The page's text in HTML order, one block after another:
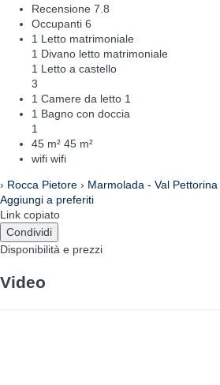
Recensione 7.8
Occupanti 6
1 Letto matrimoniale
1 Divano letto matrimoniale
1 Letto a castello
3
1 Camere da letto 1
1 Bagno con doccia
1
45 m² 45 m²
wifi wifi
› Rocca Pietore › Marmolada - Val Pettorina
Aggiungi a preferiti
Link copiato
Condividi
Disponibilità e prezzi
Video